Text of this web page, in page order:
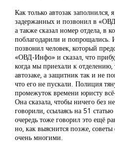
Как только автозак
задержанных и позвонил в
а также сказал номер отдела, в
поблагодарили и попрощались.
позвонил человек, который
«ОВД-Инфо» и сказал, что
когда мы приехали к
автозаке, а защитник так и не
что его не пускали. Полиция
промежуток времени юристу
Она сказала, чтобы ничего без
говорили, ссылаясь на 51
очередь тоже говорил это ещё
но, как выяснится позже,
очень многими.